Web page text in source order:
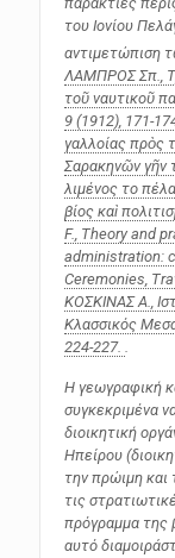
του Ιονίου
αντιμετώπιση
ΛΑΜΠΡΟΣ Σπ.,
τοῦ ναυτικοῦ
9 (1912), 171-
γαλλοίας πρὸς
Σαρακηνῶν γῆν
λιμένος το
βίος καὶ
F., Theory and
administration:
Ceremonies,
ΚΟΣΚΙΝΑΣ Α.,
Κλασσικός
224-227. .
Η γεωγραφική
συγκεκριμένα
διοικητική
Ηπείρου
την πρώιμη και
τις
πρόγραμμα της
αυτό